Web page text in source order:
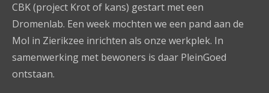
CBK (project Krot of kans) gestart met een
Dromenlab. Een week mochten we een pand aan de
Mol in Zierikzee inrichten als onze werkplek. In
samenwerking met bewoners is daar PleinGoed
ontstaan.